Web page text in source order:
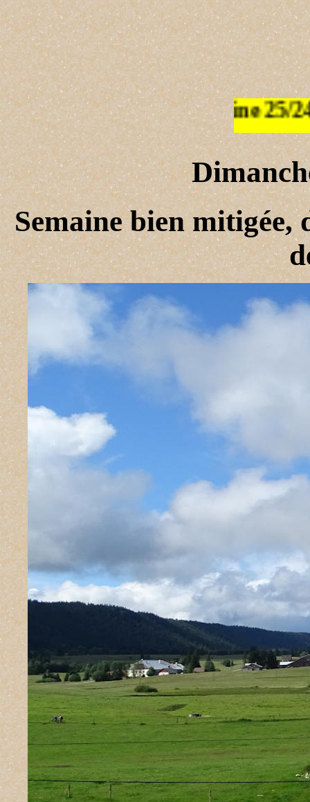
Semaine bien mitigée,